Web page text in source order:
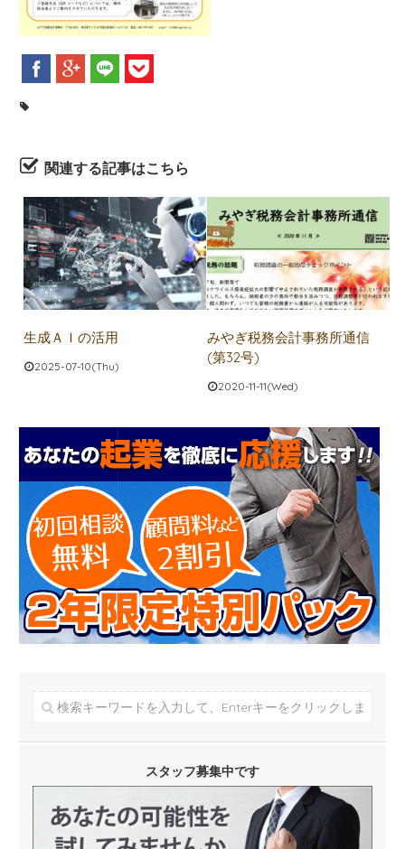
関連する記事はこちら
生成ＡＩの活用
2025-07-10(Thu)
みやぎ税務会計事務所通信
(第32号)
2020-11-11(Wed)
スタッフ募集中です